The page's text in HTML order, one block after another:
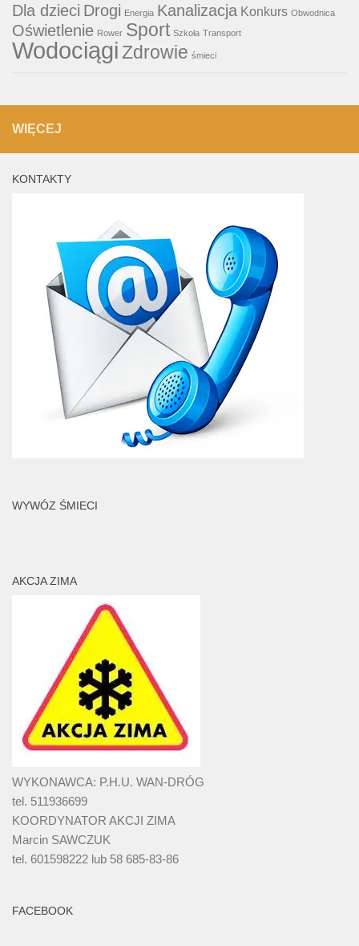
Dla dzieci Drogi Energia Kanalizacja Konkurs Obwodnica
Oświetlenie Rower Sport Szkoła Transport
WodociągiZdrowie śmieci
WIĘCEJ
KONTAKTY
WYWÓZ ŚMIECI
AKCJA ZIMA
WYKONAWCA: P.H.U. WAN-DRÓG
tel. 511936699
KOORDYNATOR AKCJI ZIMA
Marcin SAWCZUK
tel. 601598222 lub 58 685-83-86
FACEBOOK